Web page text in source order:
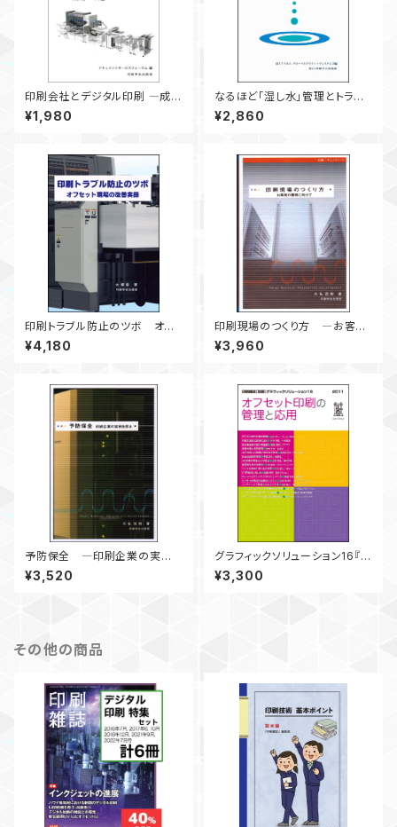
印刷会社とデジタル印刷 ―成功
への道―
¥1,980
なるほど「湿し水」管理とトラブ
ル対策
¥2,860
印刷トラブル防止のツボ オフ
セット現場の改善実録
¥4,180
印刷現場のつくり方 ―お客様
の獲得に向けて―
¥3,960
予防保全 ―印刷企業の実例
を探る―
¥3,520
グラフィックソリューション16『オ
フセット印刷の管理と応用』
¥3,300
その他の商品